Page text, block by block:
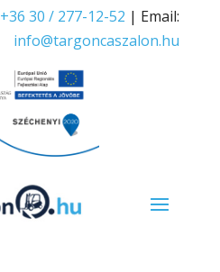
+36 30 / 277-12-52 | Email:
info@targoncaszalon.hu